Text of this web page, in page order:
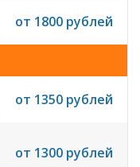
от 1800 рублей
от 1350 рублей
от 1300 рублей